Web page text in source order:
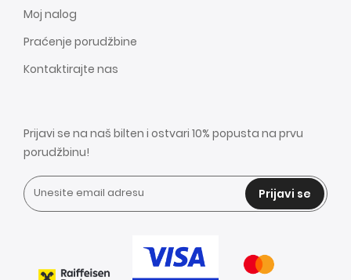
Moj nalog
Praćenje porudžbine
Kontaktirajte nas
Prijavi se na naš bilten i ostvari 10% popusta na prvu
porudžbinu!
Prijavi se